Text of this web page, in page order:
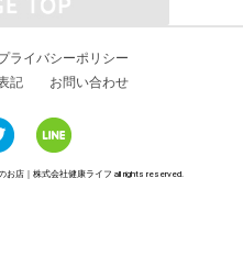
ライバシーポリシー
記
お問い合わせ
お店｜株式会社健康ライフ all rights reserved.